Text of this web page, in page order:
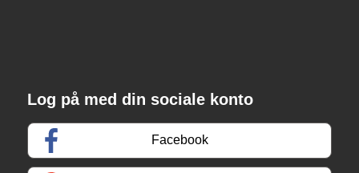
Log på med din sociale konto
Facebook